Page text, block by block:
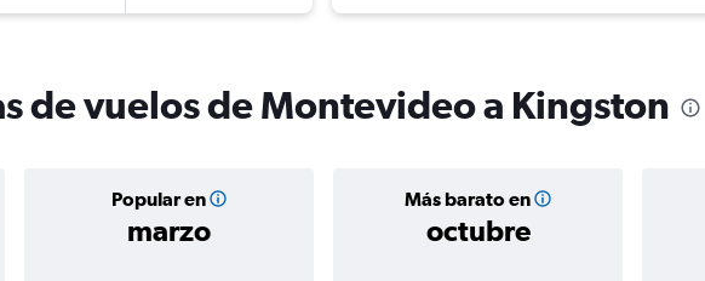
de vuelos de Montevideo a Kingston
Popular en
marzo
Más barato en
octubre